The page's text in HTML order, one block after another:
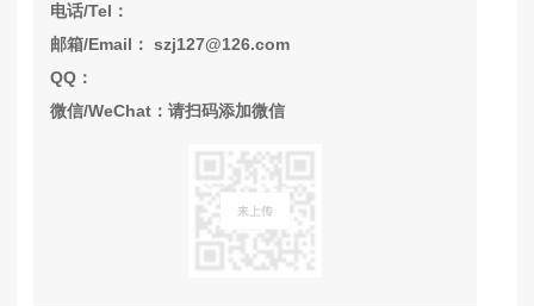
电话/Tel：
邮箱/Email： szj127@126.com
QQ：
微信/WeChat：请扫码添加微信